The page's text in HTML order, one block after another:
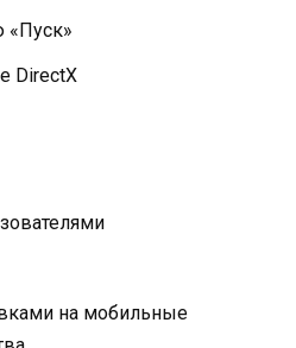
DirectX
на мобильные